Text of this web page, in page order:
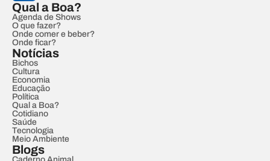
Qual a Boa?
Agenda de Shows
O que fazer?
Onde comer e beber?
Onde ficar?
Notícias
Bichos
Cultura
Economia
Educação
Política
Qual a Boa?
Cotidiano
Saúde
Tecnologia
Meio Ambiente
Blogs